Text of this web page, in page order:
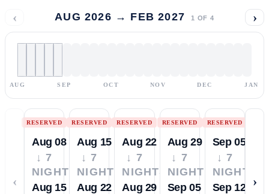
‹ AUG 2026 → FEB 2027 1 OF 4 ›
AUG SEP OCT NOV DEC JAN
‹
RESERVED
Aug 08
↓ 7
NIGHTS
Aug 15
RESERVED
Aug 15
↓ 7
NIGHTS
Aug 22
RESERVED
Aug 22
↓ 7
NIGHTS
Aug 29
RESERVED
Aug 29
↓ 7
NIGHTS
Sep 05
RESERVED
Sep 05
↓ 7
NIGHTS
Sep 12
›